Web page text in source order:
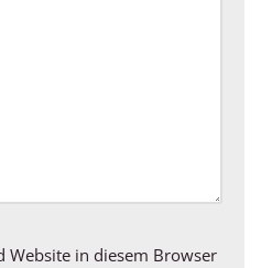
Website in diesem Browser